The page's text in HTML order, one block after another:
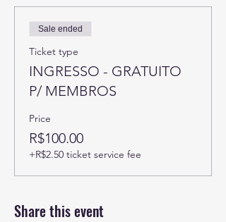
Sale ended
Ticket type
INGRESSO - GRATUITO
P/ MEMBROS
Price
R$100.00
+R$2.50 ticket service fee
Share this event